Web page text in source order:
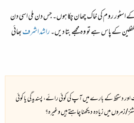
کے اسٹور روم کی خاک چھان چکا ہوں۔ جس دن ملی اسی دن
کے پاس ہے تو وہ مجھے بتا دیں۔راشد اشرفبھائی
دستخط کے بارے میں آپ کی کوئی رائے، پسندیدگی یا کوئی
میں زیادہ دیکھنا چاہتے ہیں وغیرہ؟​